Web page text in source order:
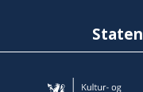
Staten